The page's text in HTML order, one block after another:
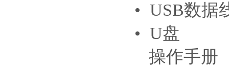
• USB数据
• U盘
操作手册